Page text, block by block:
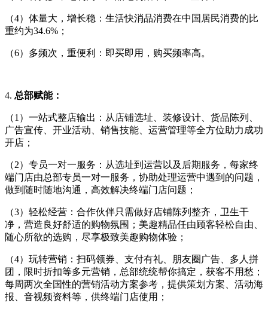
（4）体量大，增长稳：生活快消品消费在中国居民消费的比
重约为34.6%；
（6）多频次，重便利：即买即用，购买频率高。
4. 总部赋能：
（1）一站式整店输出：从店铺选址、装修设计、货品陈列、
广告宣传、开业活动、销售技能、运营管理等全方位助力成功
开店；
（2）专员一对一服务：从选址到运营以及后期服务，每家终
端门店由总部专员一对一服务，协助处理运营中遇到的问题，
做到随时随地沟通，高效解决终端门店问题；
（3）轻松经营：合作伙伴只需做好店铺陈列整齐，卫生干
净，营造良好舒适的购物氛围；美趣精品任由顾客轻松自由、
随心所欲的选购，尽享极致美趣购物体验；
（4）玩转营销：扫码领券、支付有礼、朋友圈广告、多人拼
团，限时折扣等多元营销，总部统统帮你搞定，获客不用愁；
每周两次全国性的营销活动方案参考，提供策划方案、活动海
报、音视频资料等，供终端门店使用；